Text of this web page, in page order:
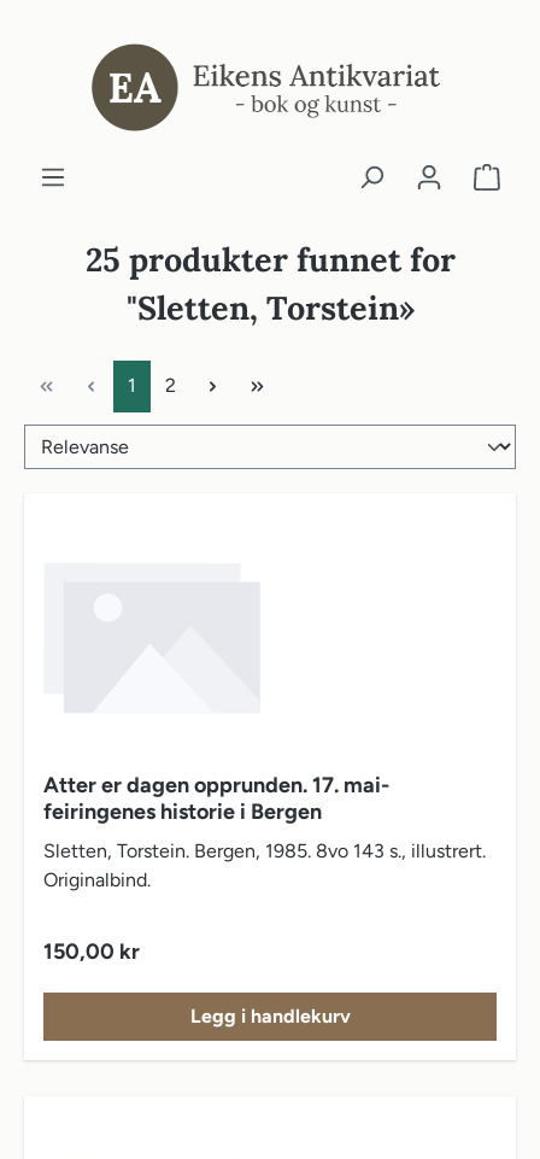
25 produkter funnet for
"Sletten, Torstein»
Side
1 Side
2
Atter er dagen opprunden. 17. mai-
feiringenes historie i Bergen
Sletten, Torstein. Bergen, 1985. 8vo 143 s., illustrert.
Originalbind.
Vanlig pris:
150,00 kr
Legg i handlekurv